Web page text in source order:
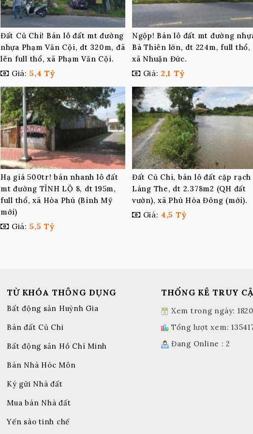
Đất Củ Chi! Bán lô đất mt đường
nhựa Phạm Văn Cội, dt 320m, đã
lên full thổ, xã Phạm Văn Cội.
Giá: 5,4 Tỷ
Ngộp! Bán lô đất mt đường
Bà Thiên lớn, dt 224m, full thổ,
xã Nhuận Đức.
Giá: 2,1 Tỷ
Hạ giá 500tr! bán nhanh lô đất
mt đường TỈNH LỘ 8, dt 195m,
full thổ, xã Hòa Phú (Bình Mỹ
mới)
Giá: 5,5 Tỷ
Đất Củ Chi, bán lô đất cặp rạch
Láng The, dt 2.378m2 (QH đất
vườn), xã Phú Hòa Đông (mới).
Giá: 4,5 Tỷ
TỪ KHÓA THÔNG DỤNG
Bất động sản Huỳnh Gia
Bán đất Củ Chi
Bất động sản Hồ Chí Minh
Bán Nhà Hóc Môn
Ký gửi Nhà đất
Mua bán Nhà đất
Yến sào tinh chế
THỐNG KÊ TRUY
Xem trong ngày: 1820
Tổng lượt xem:
Đang Online : 2